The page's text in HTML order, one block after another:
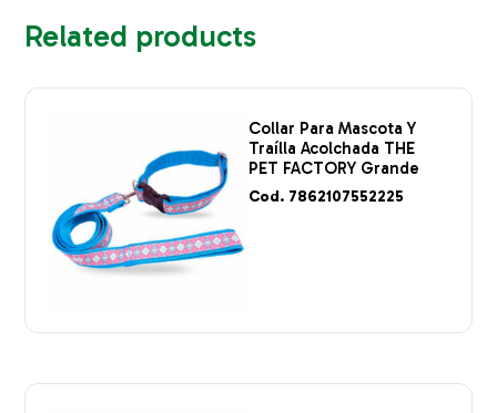
Related products
Collar Para Mascota Y
Traílla Acolchada THE
PET FACTORY Grande
Cod. 7862107552225